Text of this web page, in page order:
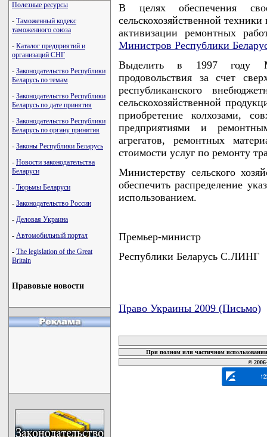
Полезные ресурсы
- Таможенный кодекс
таможенного союза
- Каталог предприятий и
организаций СНГ
- Законодательство Республики
Беларусь по темам
- Законодательство Республики
Беларусь по дате принятия
- Законодательство Республики
Беларусь по органу принятия
- Законы Республики Беларусь
- Новости законодательства
Беларуси
- Тюрьмы Беларуси
- Законодательство России
- Деловая Украина
- Автомобильный портал
- The legislation of the Great
Britain
Правовые новости
В целях обеспечения
сельскохозяйственной
активизации ремонтных
Министров Республики
Выделить в 1997 году
продовольствия за счет
республиканского
сельскохозяйственной
приобретение колхозами,
предприятиями и
агрегатов, ремонтных
стоимости услуг по ремонту
Министерству сельского
обеспечить распределение
использованием.
Премьер-министр
Республики Беларусь С.ЛИНГ
Право Украины 2009 (Письмо)
При полном или частичном
©